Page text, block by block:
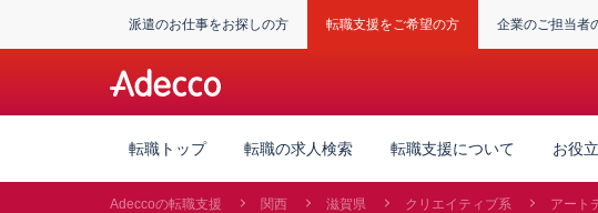
派遣のお仕事をお探しの方 転職支援をご希望の方 企業のご担当者
転職トップ 転職の求人検索 転職支援について お役
Adeccoの転職支援 関西 滋賀県 クリエイティブ系 アート